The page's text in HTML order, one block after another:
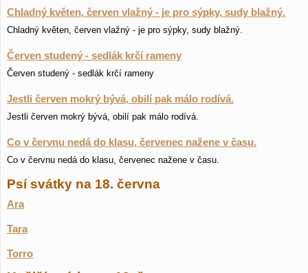
Chladný květen, červen vlažný - je pro sýpky, sudy blažný.
Chladný květen, červen vlažný - je pro sýpky, sudy blažný.
Červen studený - sedlák krčí rameny
Červen studený - sedlák krčí rameny
Jestli červen mokrý bývá, obilí pak málo rodívá.
Jestli červen mokrý bývá, obilí pak málo rodívá.
Co v červnu nedá do klasu, červenec nažene v času.
Co v červnu nedá do klasu, červenec nažene v času.
Psí svátky na 18. června
Ara
Tara
Torro